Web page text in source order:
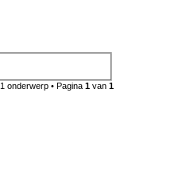
1 onderwerp • Pagina 1 van 1